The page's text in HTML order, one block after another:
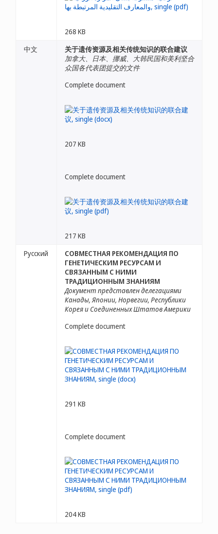
268 KB
中文
关于遗传资源及相关传统知识的联合建议
加拿大、日本、挪威、大韩民国和美利坚合
众国各代表团提交的文件
Complete document
207 KB
Complete document
217 KB
Русский
СОВМЕСТНАЯ РЕКОМЕНДАЦИЯ ПО
ГЕНЕТИЧЕСКИМ РЕСУРСАМ И
СВЯЗАННЫМ С НИМИ
ТРАДИЦИОННЫМ ЗНАНИЯМ
Документ представлен делегациями
Канады, Японии, Норвегии, Республики
Корея и Соединенных Штатов Америки
Complete document
291 KB
Complete document
204 KB